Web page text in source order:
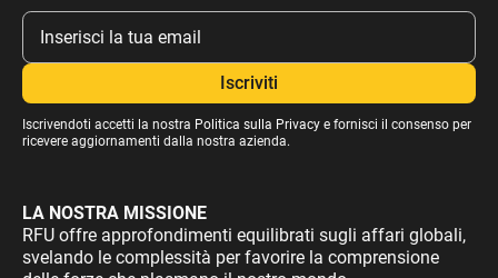
Iscrivendoti accetti la nostra Politica sulla Privacye fornisci il consenso per
ricevere aggiornamenti dalla nostra azienda.
LA NOSTRA MISSIONE
RFU offre approfondimenti equilibrati sugli affari globali,
svelando le complessità per favorire la comprensione